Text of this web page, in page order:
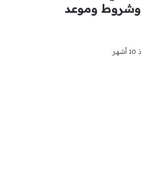
الأسرة 2026 وشروط وموعد